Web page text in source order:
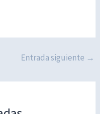
Entrada siguiente →